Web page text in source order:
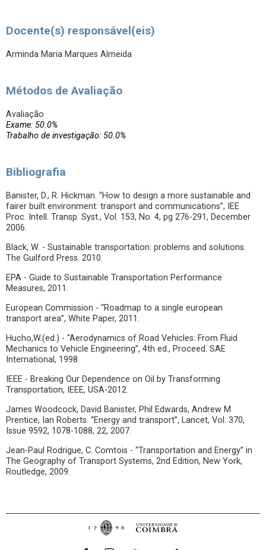
Docente(s) responsável(eis)
Arminda Maria Marques Almeida
Métodos de Avaliação
Avaliação
Exame: 50.0%
Trabalho de investigação: 50.0%
Bibliografia
Banister, D., R. Hickman. “How to design a more sustainable and
fairer built environment: transport and communications”, IEE
Proc. Intell. Transp. Syst., Vol. 153, No. 4, pg 276-291, December
2006.
Black, W. - Sustainable transportation: problems and solutions.
The Guilford Press. 2010.
EPA - Guide to Sustainable Transportation Performance
Measures, 2011.
European Commission - “Roadmap to a single european
transport area”, White Paper, 2011.
Hucho,W.(ed.) - “Aerodynamics of Road Vehicles: From Fluid
Mechanics to Vehicle Engineering”, 4th ed., Proceed. SAE
International, 1998.
IEEE - Breaking Our Dependence on Oil by Transforming
Transportation, IEEE, USA-2012.
James Woodcock, David Banister, Phil Edwards, Andrew M
Prentice, Ian Roberts. “Energy and transport”, Lancet, Vol. 370,
Issue 9592, 1078-1088, 22, 2007.
Jean-Paul Rodrigue, C. Comtois - “Transportation and Energy” in
The Geography of Transport Systems, 2nd Edition, New York,
Routledge, 2009.